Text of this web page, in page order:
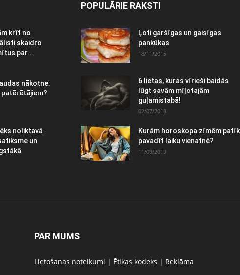
krīt no
skaidro
par...
nākotne:
noliktavā
un
POPULĀRIE RAKSTI
Ļoti garšīgas un gaisīgas
pankūkas
18/11/2015
6 lietas, kuras vīrieši baidās
lūgt savām mīļotajām
guļamistabā!
02/07/2018
Kurām horoskopa zīmēm patīk
pavadīt laiku vienatnē?
11/09/2019
PAR MUMS
Lietošanas noteikumi | Ētikas kodeks | Reklāma